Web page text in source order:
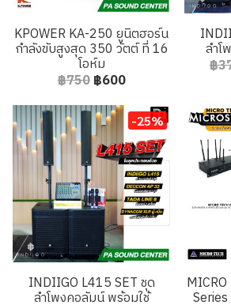
KPOWER KA-250 ยูนิตฮอร์น
กำลังขับสูงสุด 350 วัตต์ ที่ 16
โอห์ม
฿750 ฿600
ลำโ
฿
-25%
INDIIGO L415 SET ชุด
ลำโพงคอลัมน์ พร้อมใช้
MICRO